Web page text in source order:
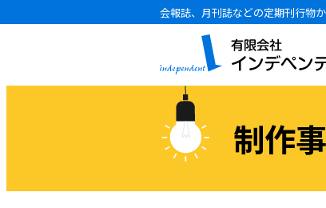
会報誌、月刊誌などの定期刊行物
制作